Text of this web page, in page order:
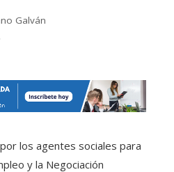
Galván
los agentes sociales para
y la Negociación